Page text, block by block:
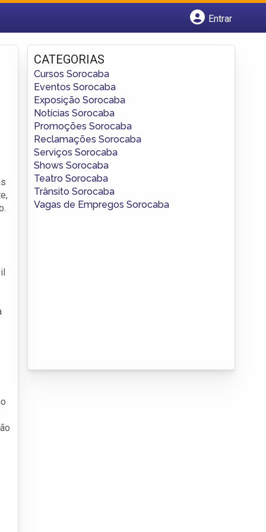
Entrar
Fazer login
Criar conta
CATEGORIAS
Cursos Sorocaba
Eventos Sorocaba
Exposição Sorocaba
Notícias Sorocaba
Promoções Sorocaba
Reclamações Sorocaba
Serviços Sorocaba
Shows Sorocaba
Teatro Sorocaba
Trânsito Sorocaba
Vagas de Empregos Sorocaba